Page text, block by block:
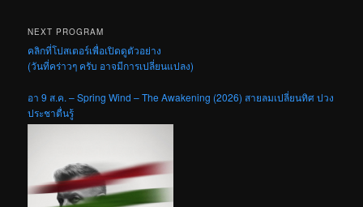
NEXT PROGRAM
คลิกที่โปสเตอร์เพื่อเปิดดูตัวอย่าง
(วันที่คร่าวๆ ครับ อาจมีการเปลี่ยนแปลง)
อา 9 ส.ค. – Spring Wind – The Awakening (2026) สายลมเปลี่ยนทิศ ปวง
ประชาตื่นรู้